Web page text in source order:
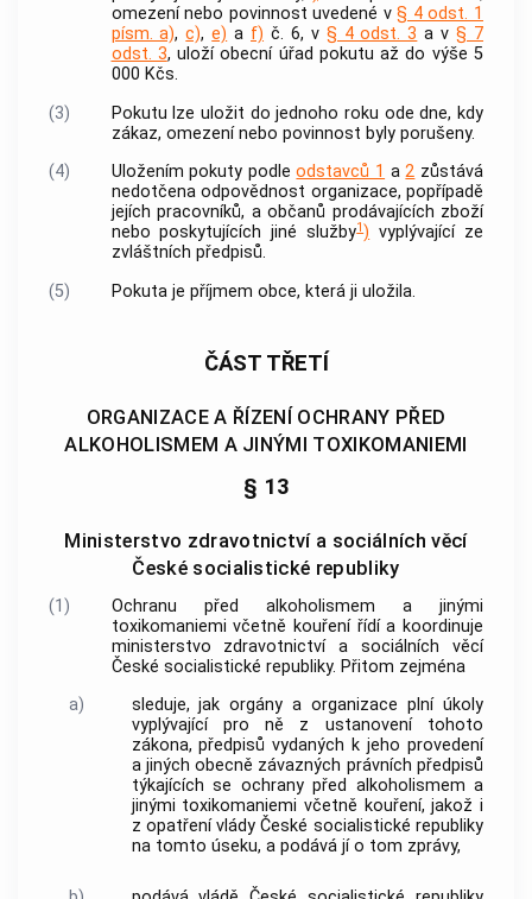
omezení nebo povinnost uvedené v§ 4 odst. 1
písm. a),c),e) a f) č. 6, v § 4 odst. 3 a v§ 7
odst. 3, uloží obecní úřad pokutu až do výše 5
000 Kčs.
(3)
Pokutu lze uložit do jednoho roku ode dne, kdy
zákaz, omezení nebo povinnost byly porušeny.
(4)
Uložením pokuty podleodstavců 1 a2 zůstává
nedotčena odpovědnost organizace, popřípadě
jejích pracovníků, a občanů prodávajících zboží
nebo poskytujících jiné služby1) vyplývající ze
zvláštních předpisů.
(5)
Pokuta je příjmem obce, která ji uložila.
ČÁST TŘETÍ
ORGANIZACE A ŘÍZENÍ OCHRANY PŘED
ALKOHOLISMEM A JINÝMI TOXIKOMANIEMI
§ 13
Ministerstvo zdravotnictví a sociálních věcí
České socialistické republiky
(1)
Ochranu před alkoholismem a jinými
toxikomaniemi včetně kouření řídí a koordinuje
ministerstvo zdravotnictví a sociálních věcí
České socialistické republiky. Přitom zejména
a)
sleduje, jak orgány a organizace plní úkoly
vyplývající pro ně z ustanovení tohoto
zákona, předpisů vydaných k jeho provedení
a jiných obecně závazných právních předpisů
týkajících se ochrany před alkoholismem a
jinými toxikomaniemi včetně kouření, jakož i
z opatření vlády České socialistické republiky
na tomto úseku, a podává jí o tom zprávy,